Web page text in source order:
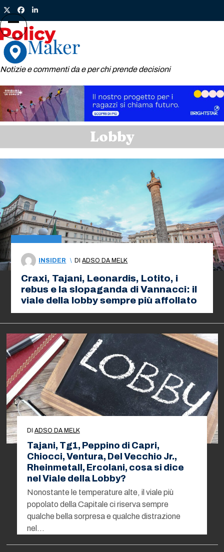
Skip
to
content
TwitterFacebook
LinkedIn
Notizie e commenti da e per chi prende decisioni
Open
mobile
menu
Close
mobile
menu
Lobby
INSIDER \ DIADSO DA MELK
Craxi, Tajani, Leonardis, Lotito, i
rebus e la slopaganda di Vannacci: il
viale della lobby sempre più affollato
DI ADSO DA MELK
Tajani, Tg1, Peppino di Capri,
Chiocci, Ventura, Del Vecchio Jr.,
Rheinmetall, Ercolani, cosa si dice
nel Viale della Lobby?
Nonostante le temperature alte, il viale più
popolato della Capitale ci riserva sempre
qualche bella sorpresa e qualche distrazione
nel…